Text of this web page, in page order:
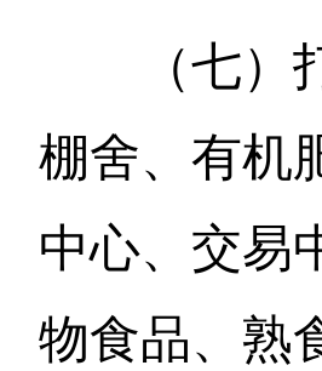
（七
棚舍、有机
中心、交易
物食品、熟